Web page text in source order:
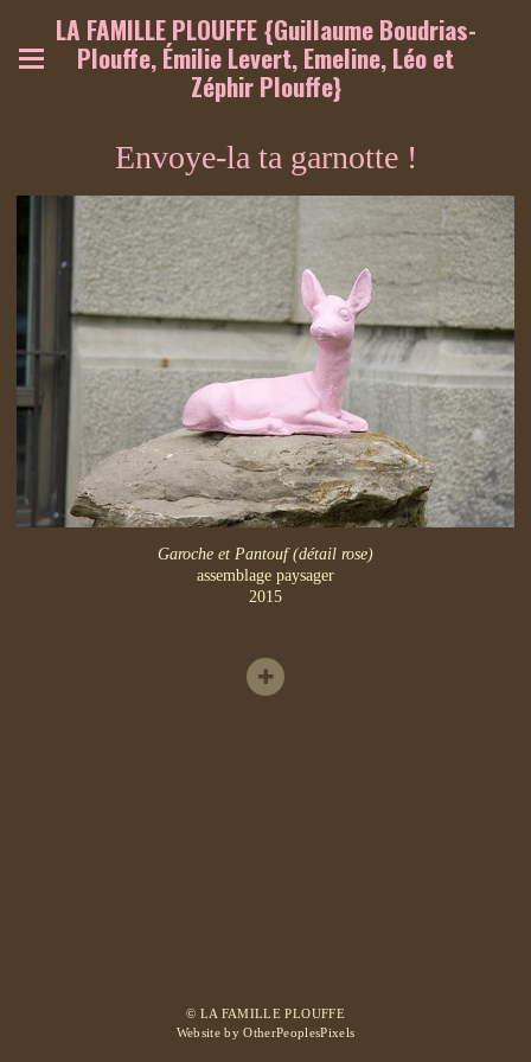
LA FAMILLE PLOUFFE {Guillaume Boudrias-
Plouffe, Émilie Levert, Emeline, Léo et
Zéphir Plouffe}
Envoye-la ta garnotte !
Garoche et Pantouf (détail rose)
assemblage paysager
2015
© LA FAMILLE PLOUFFE
Website by OtherPeoplesPixels